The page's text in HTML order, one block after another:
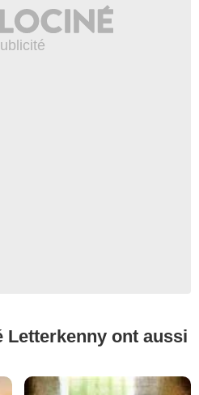
Letterkenny ont aussi